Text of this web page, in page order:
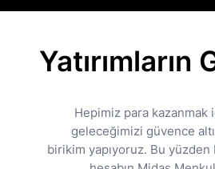
Yatırımların
Hepimiz para kazanmak
geleceğimizi güvence
birikim yapıyoruz. Bu yüzden